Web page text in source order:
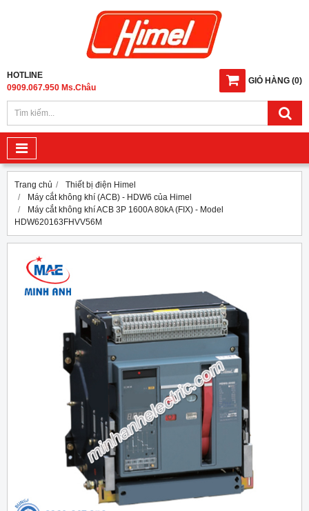
GIỎ HÀNG (0)
HOTLINE
0909.067.950 Ms.Châu
Trang chủ
Thiết bị điện Himel
Máy cắt không khí (ACB) - HDW6 của Himel
Máy cắt không khí ACB 3P 1600A 80kA (FIX) - Model
HDW620163FHVV56M